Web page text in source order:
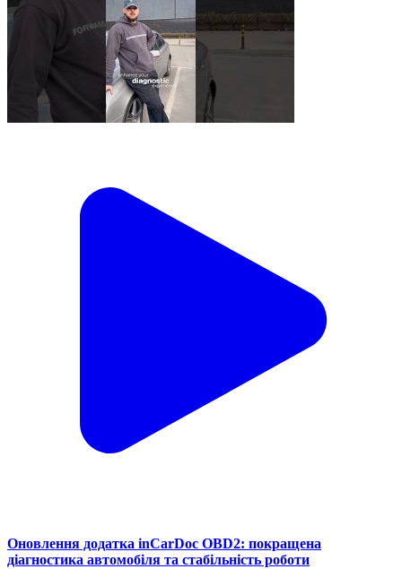
Оновлення додатка inCarDoc OBD2: покращена
діагностика автомобіля та стабільність роботи